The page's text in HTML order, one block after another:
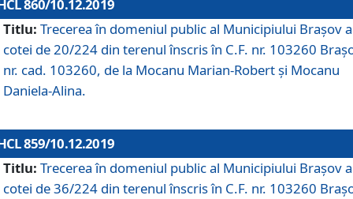
860/10.12.2019
Titlu: Trecerea în domeniul public al Municipiului Braşov a
cotei de 20/224 din terenul înscris în C.F. nr. 103260
nr. cad. 103260, de la Mocanu Marian-Robert și Mocanu
Daniela-Alina.
859/10.12.2019
Titlu: Trecerea în domeniul public al Municipiului Braşov a
cotei de 36/224 din terenul înscris în C.F. nr. 103260